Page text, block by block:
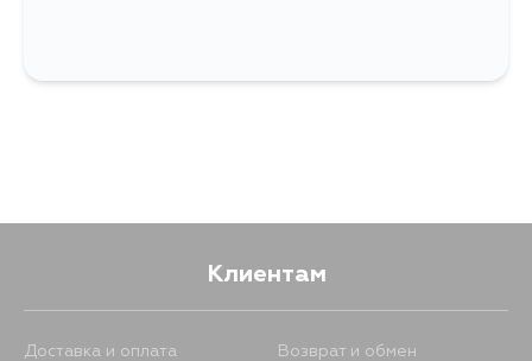
Клиентам
Доставка и оплата Возврат и обмен